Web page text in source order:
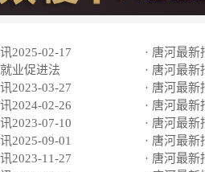
2025-02-17
· 唐河最新
业促进法
· 唐河最新
2023-03-27
· 唐河最新
2024-02-26
· 唐河最新
2023-07-10
· 唐河最新
2025-09-01
· 唐河最新
2023-11-27
· 唐河最新